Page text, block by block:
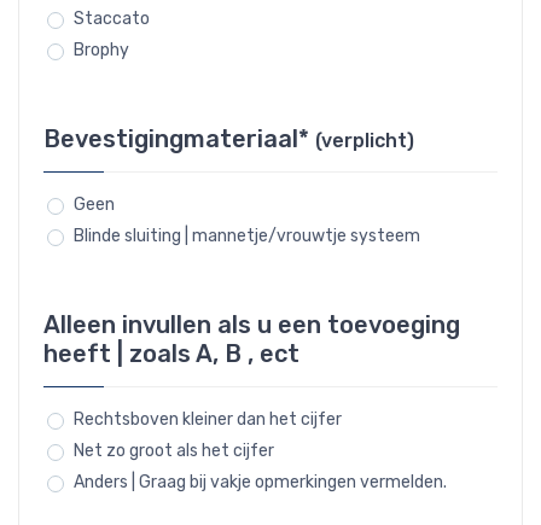
Staccato
Brophy
Bevestigingmateriaal* (verplicht)
Geen
Blinde sluiting | mannetje/vrouwtje systeem
Alleen invullen als u een toevoeging
heeft | zoals A, B , ect
Rechtsboven kleiner dan het cijfer
Net zo groot als het cijfer
Anders | Graag bij vakje opmerkingen vermelden.